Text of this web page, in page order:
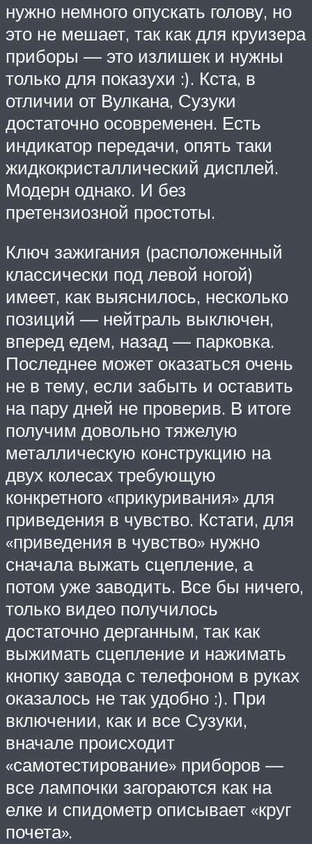
нужно немного опускать голову, но
это не мешает, так как для круизера
приборы — это излишек и нужны
только для показухи :). Кста, в
отличии от Вулкана, Сузуки
достаточно осовременен. Есть
индикатор передачи, опять таки
жидкокристаллический дисплей.
Модерн однако. И без
претензиозной простоты.
Ключ зажигания (расположенный
классически под левой ногой)
имеет, как выяснилось, несколько
позиций — нейтраль выключен,
вперед едем, назад — парковка.
Последнее может оказаться очень
не в тему, если забыть и оставить
на пару дней не проверив. В итоге
получим довольно тяжелую
металлическую конструкцию на
двух колесах требующую
конкретного «прикуривания» для
приведения в чувство. Кстати, для
«приведения в чувство» нужно
сначала выжать сцепление, а
потом уже заводить. Все бы ничего,
только видео получилось
достаточно дерганным, так как
выжимать сцепление и нажимать
кнопку завода с телефоном в руках
оказалось не так удобно :). При
включении, как и все Сузуки,
вначале происходит
«самотестирование» приборов —
все лампочки загораются как на
елке и спидометр описывает «круг
почета».